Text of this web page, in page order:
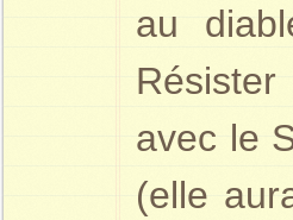
au
avec le
(elle